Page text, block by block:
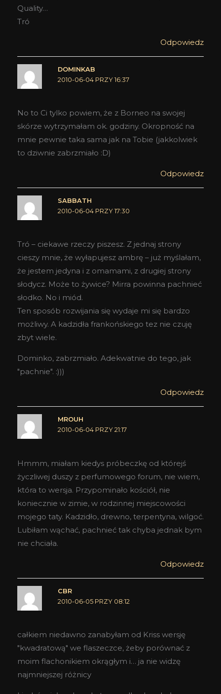
Quality…
Tró
Odpowiedz
DOMINKAB
2010-06-04 PRZY 16:37
No to Ci tylko powiem, że z Borneo na swojej
skórze wytrzymałam ok. godziny. Okropność na
mnie pewnie taka sama jak na Tobie (jakkolwiek
to dziwnie zabrzmiało :D)
Odpowiedz
SABBATH
2010-06-04 PRZY 17:30
Tró – ciekawe rzeczy piszesz. Z jednaj strony
cieszy mnie, że wyłapujesz ambrę – już myślałam,
że jestem jedyna i z omamami, z drugiej strony
słodycz. Może to żywice? Mirra powinna pachnieć
słodko. No i miód.
Ten sposób rozwijania się wydaje mi się bardzo
możliwy. A kadzidła frankońskiego tez nie czuję
zbyt wiele.
Dominko, zabrzmiało. Adekwatnie do tego, jak
"pachnie". :)))
Odpowiedz
MROUH
2010-06-04 PRZY 21:17
Hmmm, miałam kiedys próbeczkę od którejś
życzliwej duszy z perfumowego forum, nie wiem,
która to wersja. Przypominało kościół, nie
koniecznie w zimie, w rodzinnej miejscowości
mojego taty. Kadzidło, drewno, terpentyna, wilgoć.
Lubiłam wąchać, pachnieć tak chyba jednak bym
nie chciała.
Odpowiedz
CBR
2010-06-05 PRZY 08:12
całkiem niedawno zanabyłam od Kriss wersję
"kwadratową" we flaszeczce, żeby porównać z
moim flachonikiem okrągłym i… ja nie widzę
najmniejszej różnicy